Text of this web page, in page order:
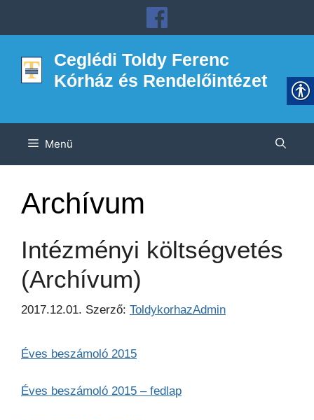
Ceglédi Toldy Ferenc
Kórház és Rendelőintézet
Menü
Archívum
Intézményi költségvetés
(Archívum)
2017.12.01. Szerző: ToldykorhazAdmin
Éves beszámoló 2015
Éves beszámoló 2015 – fedlap